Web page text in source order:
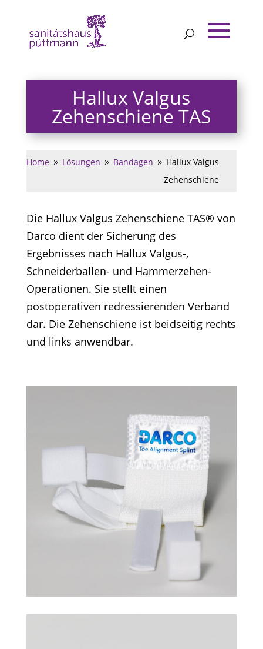
Hallux Valgus
Zehenschiene TAS
Home 9 Lösungen 9 Bandagen 9 Hallux Valgus
Zehenschiene
Die Hallux Valgus Zehenschiene TAS® von
Darco dient der Sicherung des
Ergebnisses nach Hallux Valgus-,
Schneiderballen- und Hammerzehen-
Operationen. Sie stellt einen
postoperativen redressierenden Verband
dar. Die Zehenschiene ist beidseitig rechts
und links anwendbar.